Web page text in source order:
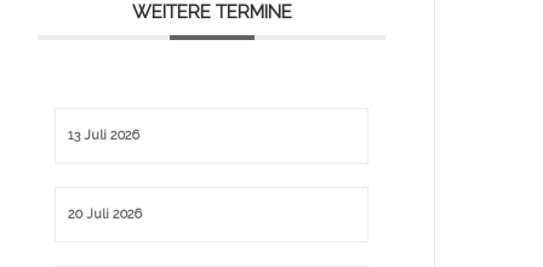
WEITERE TERMINE
13 Juli 2026
20 Juli 2026